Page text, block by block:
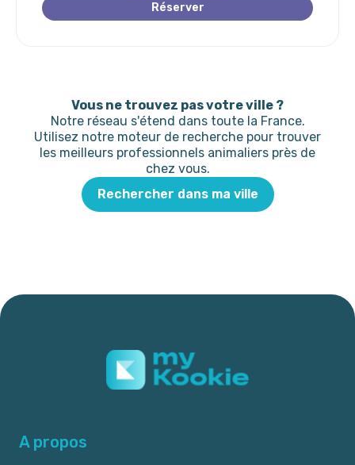
Réserver
Vous ne trouvez pas votre ville ?
Notre réseau s'étend dans toute la France.
Utilisez notre moteur de recherche pour trouver
les meilleurs professionnels animaliers près de
chez vous.
Rechercher dans ma ville
A propos